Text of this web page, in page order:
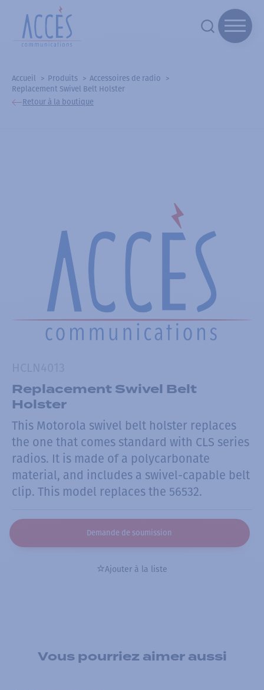
Accueil Produits
Accessoires de radio
Replacement Swivel Belt Holster
Retour à la boutique
Replacement Swivel Belt
Holster
This Motorola swivel belt holster replaces
the one that comes standard with CLS series
radios. It is made of a polycarbonate
material, and includes a swivel-capable belt
clip. This model replaces the 56532.
Demande de soumission
Ajouter à la liste
Vous pourriez aimer aussi